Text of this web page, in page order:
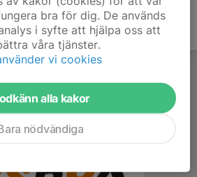
bra för dig. De används
i syfte att hjälpa oss att
våra tjänster.
vi cookies
alla kakor
nödvändiga